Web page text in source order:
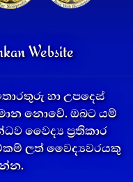
Website
හා උපදෙස්
නොවේ. ඔබට යම්
වෛද්‍ය ප්‍රතිකාර
ලත් වෛද්‍යවරයකු